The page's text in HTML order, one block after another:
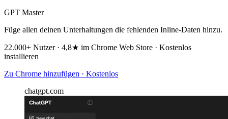
GPT Master
Füge allen deinen Unterhaltungen die fehlenden Inline-Daten hinzu.
22.000+ Nutzer · 4,8★ im Chrome Web Store · Kostenlos
installieren
Zu Chrome hinzufügen · Kostenlos
chatgpt.com